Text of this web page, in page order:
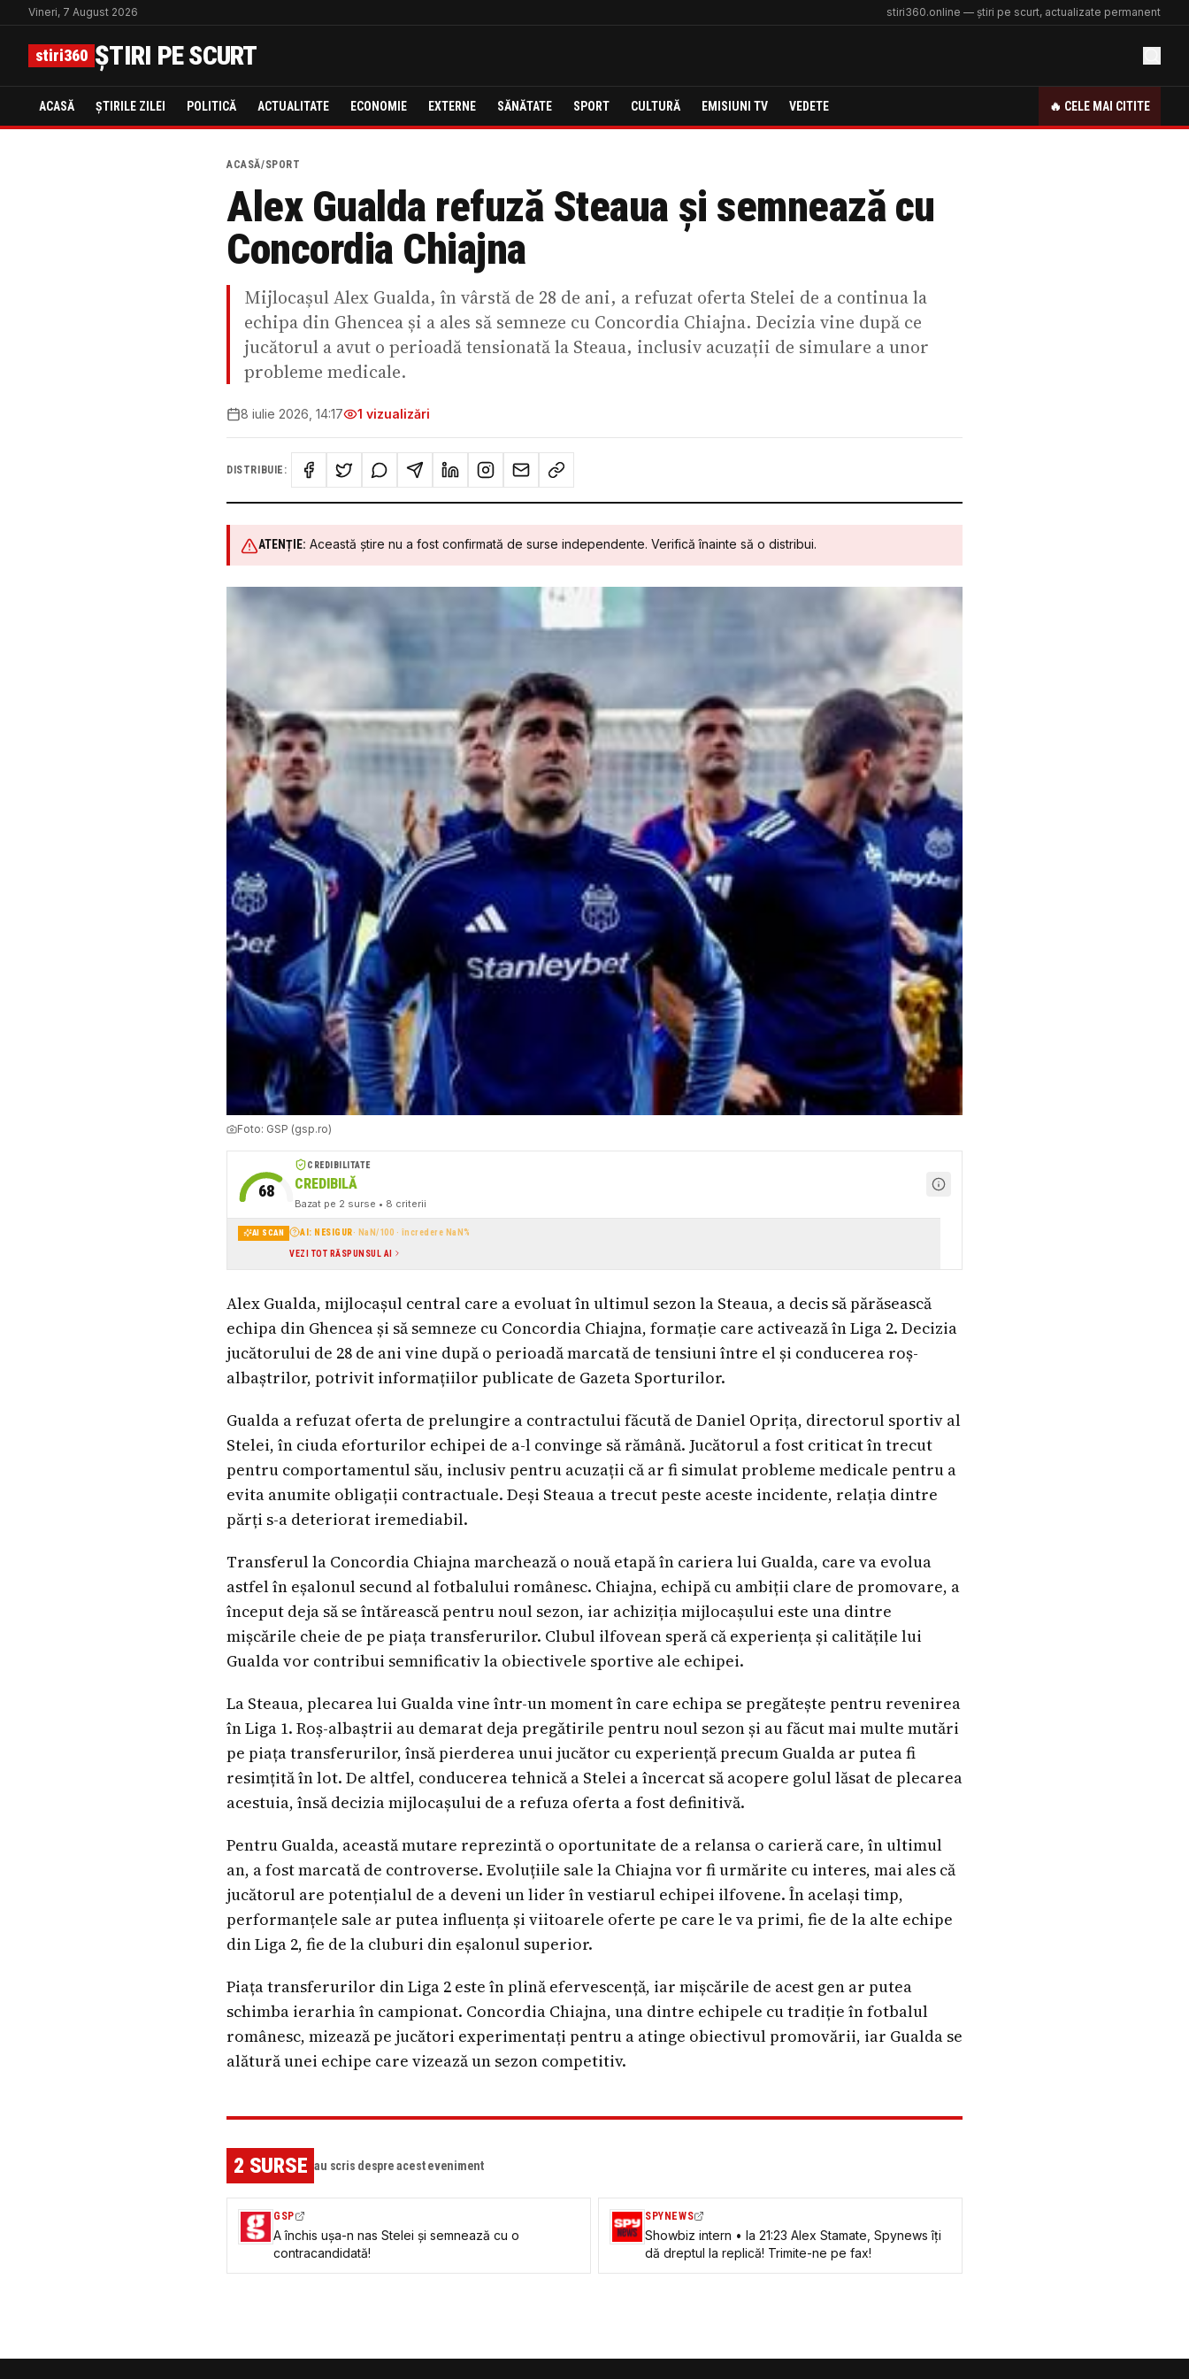
Vineri, 7 August 2026 stiri360.online — știri pe scurt, actualizate permanent
stiri360 ȘTIRI PE SCURT
ACASĂ ȘTIRILE ZILEI POLITICĂ ACTUALITATE ECONOMIE EXTERNE SĂNĂTATE SPORT CULTURĂ EMISIUNI TV VEDETE 🔥 CELE MAI CITITE
ACASĂ/SPORT
Alex Gualda refuză Steaua și semnează cu
Concordia Chiajna
Mijlocașul Alex Gualda, în vârstă de 28 de ani, a refuzat oferta Stelei de a continua la
echipa din Ghencea și a ales să semneze cu Concordia Chiajna. Decizia vine după ce
jucătorul a avut o perioadă tensionată la Steaua, inclusiv acuzații de simulare a unor
probleme medicale.
8 iulie 2026, 14:17 1 vizualizări
DISTRIBUIE:
ATENȚIE: Această știre nu a fost confirmată de surse independente. Verifică înainte să o distribui.
Foto: GSP (gsp.ro)
68
CREDIBILITATE
CREDIBILĂ
Bazat pe 2 surse • 8 criterii
AI SCAN AI: NESIGUR· NaN/100 · încredere NaN%
VEZI TOT RĂSPUNSUL AI
Alex Gualda, mijlocașul central care a evoluat în ultimul sezon la Steaua, a decis să părăsească
echipa din Ghencea și să semneze cu Concordia Chiajna, formație care activează în Liga 2. Decizia
jucătorului de 28 de ani vine după o perioadă marcată de tensiuni între el și conducerea roș-
albaștrilor, potrivit informațiilor publicate de Gazeta Sporturilor.
Gualda a refuzat oferta de prelungire a contractului făcută de Daniel Oprița, directorul sportiv al
Stelei, în ciuda eforturilor echipei de a-l convinge să rămână. Jucătorul a fost criticat în trecut
pentru comportamentul său, inclusiv pentru acuzații că ar fi simulat probleme medicale pentru a
evita anumite obligații contractuale. Deși Steaua a trecut peste aceste incidente, relația dintre
părți s-a deteriorat iremediabil.
Transferul la Concordia Chiajna marchează o nouă etapă în cariera lui Gualda, care va evolua
astfel în eșalonul secund al fotbalului românesc. Chiajna, echipă cu ambiții clare de promovare, a
început deja să se întărească pentru noul sezon, iar achiziția mijlocașului este una dintre
mișcările cheie de pe piața transferurilor. Clubul ilfovean speră că experiența și calitățile lui
Gualda vor contribui semnificativ la obiectivele sportive ale echipei.
La Steaua, plecarea lui Gualda vine într-un moment în care echipa se pregătește pentru revenirea
în Liga 1. Roș-albaștrii au demarat deja pregătirile pentru noul sezon și au făcut mai multe mutări
pe piața transferurilor, însă pierderea unui jucător cu experiență precum Gualda ar putea fi
resimțită în lot. De altfel, conducerea tehnică a Stelei a încercat să acopere golul lăsat de plecarea
acestuia, însă decizia mijlocașului de a refuza oferta a fost definitivă.
Pentru Gualda, această mutare reprezintă o oportunitate de a relansa o carieră care, în ultimul
an, a fost marcată de controverse. Evoluțiile sale la Chiajna vor fi urmărite cu interes, mai ales că
jucătorul are potențialul de a deveni un lider în vestiarul echipei ilfovene. În același timp,
performanțele sale ar putea influența și viitoarele oferte pe care le va primi, fie de la alte echipe
din Liga 2, fie de la cluburi din eșalonul superior.
Piața transferurilor din Liga 2 este în plină efervescență, iar mișcările de acest gen ar putea
schimba ierarhia în campionat. Concordia Chiajna, una dintre echipele cu tradiție în fotbalul
românesc, mizează pe jucători experimentați pentru a atinge obiectivul promovării, iar Gualda se
alătură unei echipe care vizează un sezon competitiv.
2 SURSE au scris despre acest eveniment
GSP
A închis ușa-n nas Stelei și semnează cu o
contracandidată!
SPYNEWS
Showbiz intern • la 21:23 Alex Stamate, Spynews îți
dă dreptul la replică! Trimite-ne pe fax!